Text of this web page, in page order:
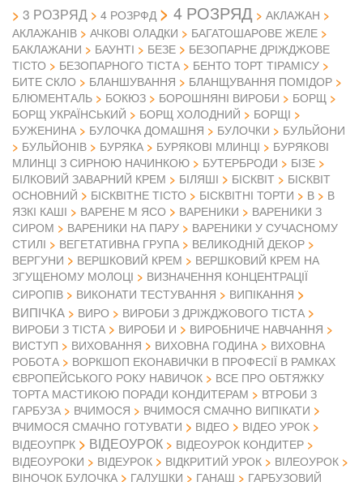
3 РОЗРЯД 4 РОЗРФД 4 РОЗРЯД
АКЛАЖАН
АКЛАЖАНІВ
АЧКОВІ ОЛАДКИ
БАГАТОШАРОВЕ ЖЕЛЕ
БАКЛАЖАНИ
БАУНТІ БЕЗЕ
БЕЗОПАРНЕ ДРІЖДЖОВЕ
ТІСТО
БЕЗОПАРНОГО ТІСТА
БЕНТО ТОРТ ТІРАМІСУ
БИТЕ СКЛО
БЛАНШУВАННЯ
БЛАНЩУВАННЯ ПОМІДОР
БЛЮМЕНТАЛЬ
БОКЮЗ БОРОШНЯНІ ВИРОБИ
БОРЩ
БОРЩ УКРАЇНСЬКИЙ
БОРЩ ХОЛОДНИЙ
БОРЩІ
БУЖЕНИНА
БУЛОЧКА ДОМАШНЯ БУЛОЧКИ
БУЛЬЙОНИ
БУЛЬЙОНІВ
БУРЯКА БУРЯКОВІ МЛИНЦІ
БУРЯКОВІ
МЛИНЦІ З СИРНОЮ НАЧИНКОЮ
БУТЕРБРОДИ
БІЗЕ
БІЛКОВИЙ ЗАВАРНИЙ КРЕМ
БІЛЯШІ БІСКВІТ
БІСКВІТ
ОСНОВНИЙ
БІСКВІТНЕ ТІСТО БІСКВІТНІ ТОРТИ В
В
ЯЗКІ КАШІ
ВАРЕНЕ М ЯСО ВАРЕНИКИ
ВАРЕНИКИ З
СИРОМ
ВАРЕНИКИ НА ПАРУ
ВАРЕНИКИ У СУЧАСНОМУ
СТИЛІ
ВЕГЕТАТИВНА ГРУПА
ВЕЛИКОДНІЙ ДЕКОР
ВЕРГУНИ
ВЕРШКОВИЙ КРЕМ
ВЕРШКОВИЙ КРЕМ НА
ЗГУЩЕНОМУ МОЛОЦІ
ВИЗНАЧЕННЯ КОНЦЕНТРАЦІЇ
СИРОПІВ
ВИКОНАТИ ТЕСТУВАННЯ ВИПІКАННЯ
ВИПІЧКА ВИРО
ВИРОБИ З ДРІЖДЖОВОГО ТІСТА
ВИРОБИ З ТІСТА
ВИРОБИ И
ВИРОБНИЧЕ НАВЧАННЯ
ВИСТУП
ВИХОВАННЯ ВИХОВНА ГОДИНА
ВИХОВНА
РОБОТА
ВОРКШОП ЕКОНАВИЧКИ В ПРОФЕСІЇ В РАМКАХ
ЄВРОПЕЙСЬКОГО РОКУ НАВИЧОК
ВСЕ ПРО ОБТЯЖКУ
ТОРТА МАСТИКОЮ ПОРАДИ КОНДИТЕРАМ
ВТРОБИ З
ГАРБУЗА
ВЧИМОСЯ
ВЧИМОСЯ СМАЧНО ВИПІКАТИ
ВЧИМОСЯ СМАЧНО ГОТУВАТИ
ВІДЕО
ВІДЕО УРОК
ВІДЕОУПРК
ВІДЕОУРОК
ВІДЕОУРОК КОНДИТЕР
ВІДЕОУРОКИ
ВІДЕУРОК ВІДКРИТИЙ УРОК
ВІЛЕОУРОК
ВІНОЧОК БУЛОЧКА
ГАЛУШКИ ГАНАШ
ГАРБУЗОВИЙ